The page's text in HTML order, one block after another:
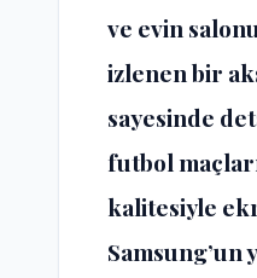
ve evin
izlenen bir
sayesinde
futbol
kalitesiyle